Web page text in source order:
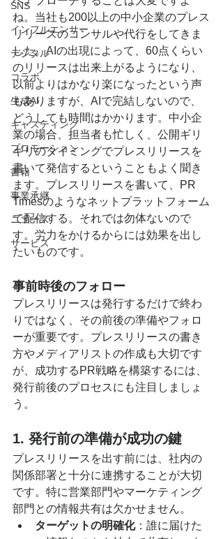
SNS
インフルエンサー
デジタル
コラボ
生成AI
キャスティング
プロモーション
書籍
事業承継
ニュース
サービス
ね。当社も200以上の中小企業のプレス
リリースのコンサルや代行をしてきま
した。AIの出現によって、60点くらい
のリリースは出来上がるようになり、
以前よりはかなり楽になったという声
もありますが、AIで完結しないので、
どうしても時間はかかります。中小企
業の場合、担当者も忙しく、公開ギリ
ギリのタイミングでプレスリリースを
書いて発信するということもよく聞き
ます。プレスリリースを書いて、PR
Timesのようなネットプラットフォーム
で配信する。それでは勿体ないので
す。労力をかけるからには効果を出し
たいものです。
事前時後のフォロー
プレスリリースは発行するだけで終わ
りではなく、その前後の準備やフォロ
ーが重要です。プレスリリースの書き
方やメディアリストの作成も大切です
が、成功するPR戦略を構築するには、
発行前後のプロセスにも注目しましょ
う。
1. 発行前の準備が成功の鍵
プレスリリースを出す前には、社内の
関係部署と十分に連携することが大切
です。特に営業部門やマーケティング
部門との情報共有は欠かせません。
ターゲットの明確化：誰に届けた